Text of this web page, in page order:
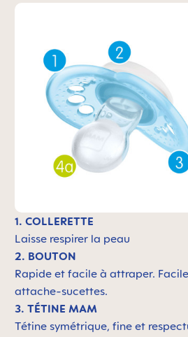
1. COLLERETTE
Laisse respirer la peau
2. BOUTON
Rapide et facile à attraper.
attache-sucettes.
3. TÉTINE MAM
Tétine symétrique, fine et